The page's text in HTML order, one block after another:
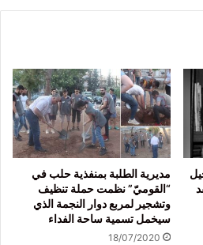
مديرية الطلبة بمنفذية حلب في
“القوميّ” نظمت حملة تنظيف
وتشجير لمربع دوار النجمة الذي
سيخمل تسمية ساحة الفداء
18/07/2020